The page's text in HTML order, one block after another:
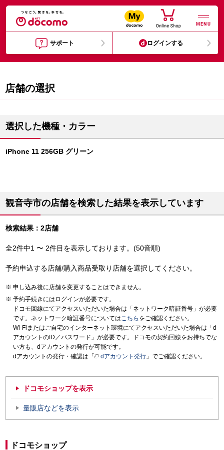
MENU
サポート ログインする
店舗の選択
選択した機種・カラー
iPhone 11 256GB グリーン
観音寺市の店舗を検索した結果を表示しています
検索結果：2店舗
全2件中1 〜 2件目を表示しております。(50音順)
予約申込する店舗/購入商品受取り店舗を選択してください。
申し込み後に店舗を変更することはできません。
予約手続きにはログインが必要です。
ドコモ回線にてアクセスいただいた場合は「ネットワーク暗証番号」が必要
です。ネットワーク暗証番号についてはこちら をご確認ください。
Wi-Fiまたはご自宅のインターネット環境にてアクセスいただいた場合は「d
アカウントのID／パスワード」が必要です。ドコモの契約回線をお持ちでな
い方も、dアカウントの発行が可能です。
dアカウントの発行・確認は「
dアカウント発行 」でご確認ください。
ドコモショップを表示
量販店などを表示
ドコモショップ